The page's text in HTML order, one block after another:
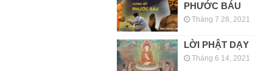
PHƯỚC BÁU
Tháng 7 28, 2021
LỜI PHẬT DẠY
Tháng 6 14, 2021